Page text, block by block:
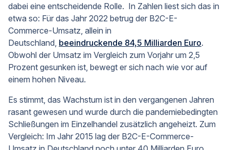
dabei eine entscheidende Rolle. In Zahlen liest sich das in
etwa so: Für das Jahr 2022 betrug der B2C-E-
Commerce-Umsatz, allein in
Deutschland, beeindruckende 84,5 Milliarden Euro.
Obwohl der Umsatz im Vergleich zum Vorjahr um 2,5
Prozent gesunken ist, bewegt er sich nach wie vor auf
einem hohen Niveau.
Es stimmt, das Wachstum ist in den vergangenen Jahren
rasant gewesen und wurde durch die pandemiebedingten
Schließungen im Einzelhandel zusätzlich angeheizt. Zum
Vergleich: Im Jahr 2015 lag der B2C-E-Commerce-